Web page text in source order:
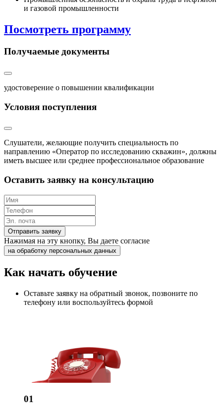
и газовой промышленности
Посмотреть программу
Получаемые документы
удостоверение о повышении квалификации
Условия поступления
Слушатели, желающие получить специальность по
направлению «Оператор по исследованию скважин», должны
иметь высшее или среднее профессиональное образование
Оставить заявку на консультацию
Отправить заявку
Нажимая на эту кнопку, Вы даете согласие
на обработку персональных данных
Как начать обучение
Оставьте заявку на обратный звонок, позвоните по
телефону или воспользуйтесь формой
01